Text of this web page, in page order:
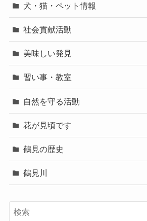
犬・猫・ペット情報
社会貢献活動
美味しい発見
習い事・教室
自然を守る活動
花が見頃です
鶴見の歴史
鶴見川